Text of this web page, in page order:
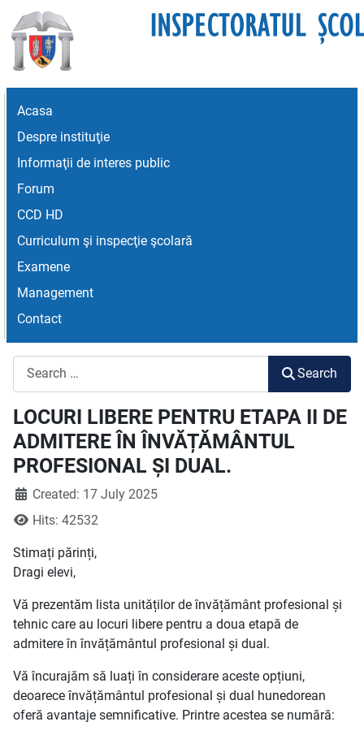
Acasa
Despre instituţie
Informaţii de interes public
Forum
CCD HD
Curriculum şi inspecţie şcolară
Examene
Management
Contact
Search
LOCURI LIBERE PENTRU ETAPA II DE
ADMITERE ÎN ÎNVĂȚĂMÂNTUL
PROFESIONAL ȘI DUAL.
Created: 17 July 2025
Hits: 42532
Stimați părinți,
Dragi elevi,
Vă prezentăm lista unităților de învățământ profesional și
tehnic care au locuri libere pentru a doua etapă de
admitere în învățământul profesional și dual.
Vă încurajăm să luați în considerare aceste opțiuni,
deoarece învățământul profesional și dual hunedorean
oferă avantaje semnificative. Printre acestea se numără: